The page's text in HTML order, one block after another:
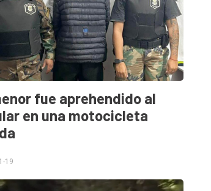
fue aprehendido al
en una motocicleta
19